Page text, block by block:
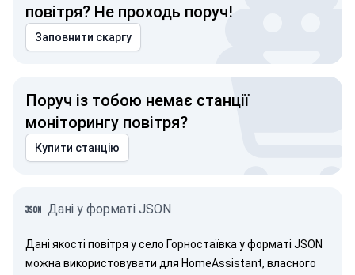
повітря? Не проходь поруч!
Заповнити скаргу
Поруч із тобою немає станції
моніторингу повітря?
Купити станцію
Дані у форматі JSON
Дані якості повітря у село Горностаївка у форматі JSON
можна використовувати для HomeAssistant, власного